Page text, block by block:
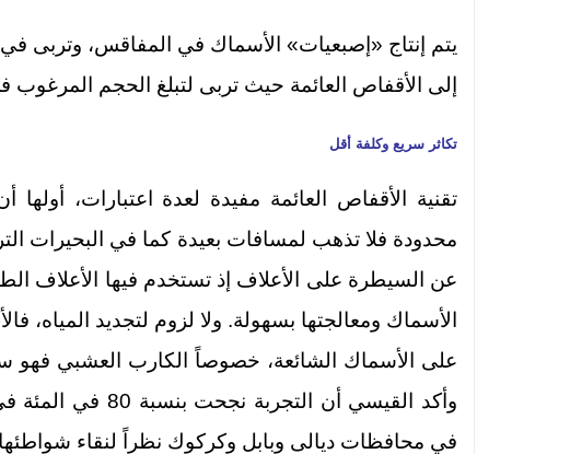
إلى الأقفاص العائمة حيث تربى لتبلغ الحجم
تكاثر سريع وكلفة أقل
تقنية الأقفاص العائمة مفيدة لعدة اعتبارات،
محدودة فلا تذهب لمسافات بعيدة كما في البحيرات
عن السيطرة على الأعلاف إذ تستخدم فيها الأعلاف
الأسماك ومعالجتها بسهولة. ولا لزوم لتجديد المياه،
على الأسماك الشائعة، خصوصاً الكارب العشبي فهو
وأكد القيسي أن
في محافظات ديالى وبابل وكركوك نظراً لنقاء شواطئها